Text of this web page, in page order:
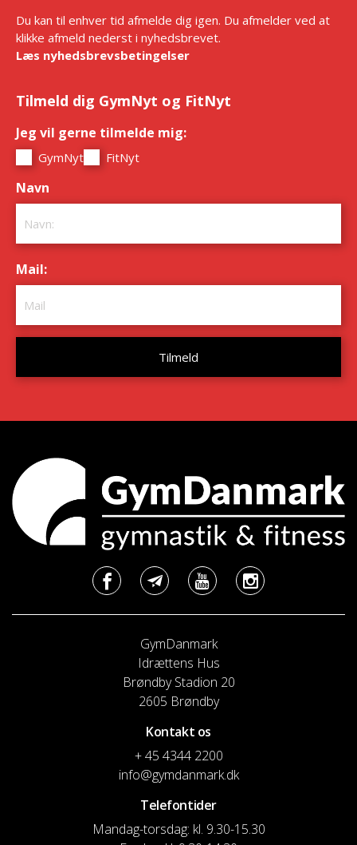
Du kan til enhver tid afmelde dig igen. Du afmelder ved at
klikke afmeld nederst i nyhedsbrevet.
Læs nyhedsbrevsbetingelser
Tilmeld dig GymNyt og FitNyt
Jeg vil gerne tilmelde mig:
GymNyt FitNyt
Navn
Mail:
GymDanmark
Idrættens Hus
Brøndby Stadion 20
2605 Brøndby
Kontakt os
+ 45 4344 2200
info@gymdanmark.dk
Telefontider
Mandag-torsdag: kl. 9.30-15.30